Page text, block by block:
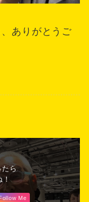
ありがとうご
たら
！
Me